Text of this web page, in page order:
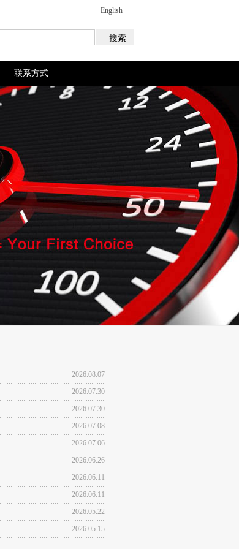
English
联系方式
2026.08.07
2026.07.30
2026.07.30
2026.07.08
2026.07.06
2026.06.26
2026.06.11
2026.06.11
2026.05.22
2026.05.15